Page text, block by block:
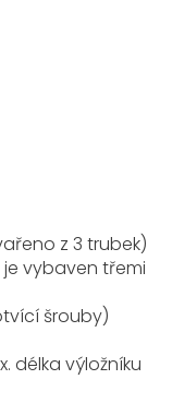
z 3 trubek)
vybaven třemi
šrouby)
délka výložníku